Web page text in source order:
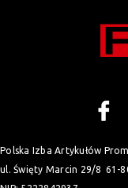
Polska Izba Artykułów
ul. Święty Marcin 29/8 61-